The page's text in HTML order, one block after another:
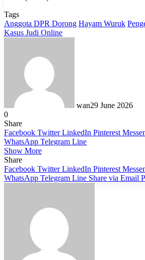
Tags
Anggota DPR Dorong Hayam Wuruk
Kasus Judi Online
wan29 June 2026
0
Share
Facebook Twitter LinkedIn Pinterest
WhatsApp Telegram Line
Show More
Share
Facebook Twitter LinkedIn Pinterest
WhatsApp Telegram Line Share via Email